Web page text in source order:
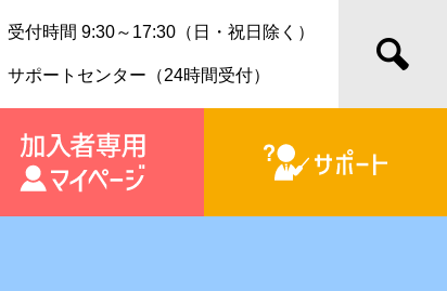
受付時間 9:30～17:30（日・祝日除く）
サポートセンター（24時間受付）